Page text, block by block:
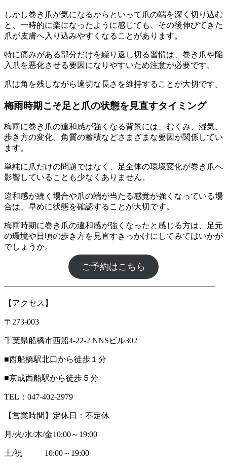
しかし巻き爪が気になるからといって爪の端を深く切り込む
と、一時的に楽になったように感じても、その後伸びてきた
爪が皮膚へ入り込みやすくなることがあります。
特に痛みがある部分だけを繰り返し切る習慣は、巻き爪や陥
入爪を悪化させる要因になりやすいため注意が必要です。
爪は角を残しながら適切な長さを維持することが大切です。
梅雨時期こそ足と爪の状態を見直すタイミング
梅雨に巻き爪の違和感が強くなる背景には、むくみ、湿気、
歩き方の変化、角質の蓄積などさまざまな要因が関係してい
ます。
単純に爪だけの問題ではなく、足全体の環境変化が巻き爪へ
影響していることも少なくありません。
違和感が続く場合や爪の端が当たる感覚が強くなっている場
合は、早めに状態を確認することが大切です。
梅雨時期に巻き爪の違和感が強くなったと感じる方は、足元
の環境や日頃の歩き方を見直すきっかけにしてみてはいかが
でしょうか。
ご予約はこちら
――――――――――――――――――――――――――
【アクセス】
〒273-003
千葉県船橋市西船4-22-2 NNSビル302
■西船橋駅北口から徒歩１分
■京成西船駅から徒歩５分
TEL：047-402-2979
【営業時間】定休日：不定休
月/火/水/木/金10:00～19:00
土/祝 10:00～19:00